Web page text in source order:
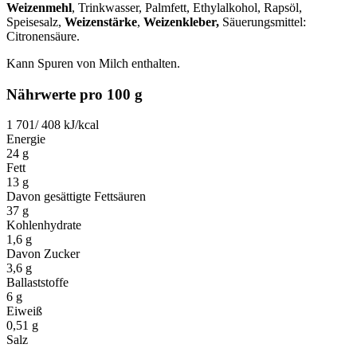
Weizenmehl, Trinkwasser, Palmfett, Ethylalkohol, Rapsöl,
Speisesalz, Weizenstärke, Weizenkleber, Säuerungsmittel:
Citronensäure.
Kann Spuren von Milch enthalten.
Nährwerte pro 100 g
1 701/ 408 kJ/kcal
Energie
24 g
Fett
13 g
Davon gesättigte Fettsäuren
37 g
Kohlenhydrate
1,6 g
Davon Zucker
3,6 g
Ballaststoffe
6 g
Eiweiß
0,51 g
Salz